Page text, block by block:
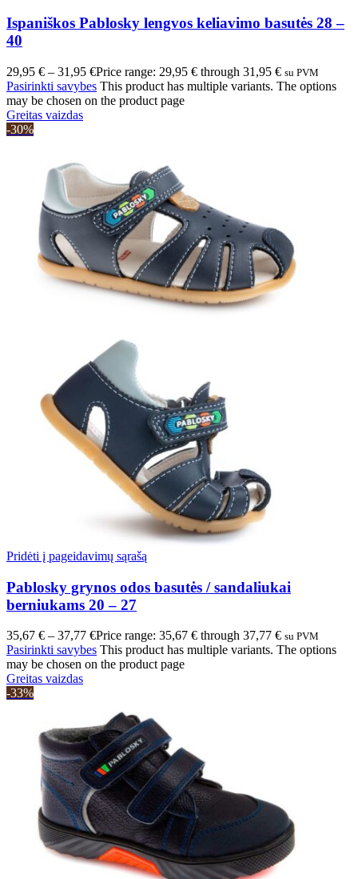
Ispaniškos Pablosky lengvos keliavimo basutės 28 –
40
29,95 € – 31,95 €Price range: 29,95 € through 31,95 € su PVM
Pasirinkti savybes This product has multiple variants. The options
may be chosen on the product page
Greitas vaizdas
-30%
Pridėti į pageidavimų sąrašą
Pablosky grynos odos basutės / sandaliukai
berniukams 20 – 27
35,67 € – 37,77 €Price range: 35,67 € through 37,77 € su PVM
Pasirinkti savybes This product has multiple variants. The options
may be chosen on the product page
Greitas vaizdas
-33%